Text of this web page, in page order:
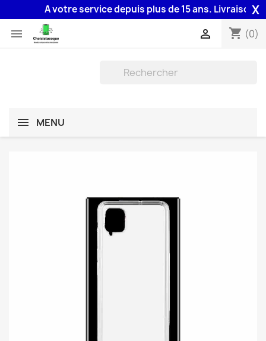
A votre service depuis plus de 15 ans. Livraison X
 shopping_cart (0)

MENU